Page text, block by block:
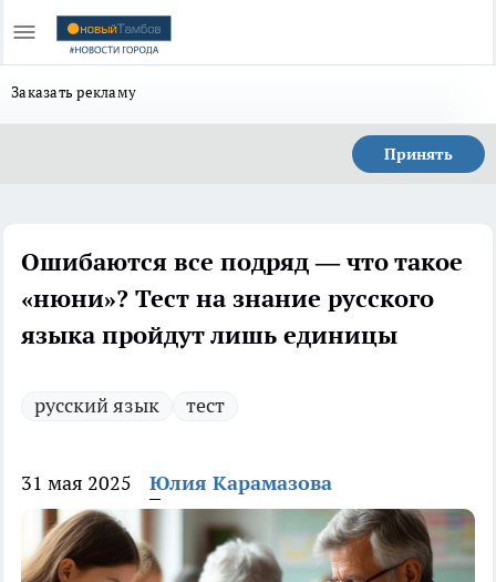
Заказать рекламу
Принять
Ошибаются все подряд — что такое
«нюни»? Тест на знание русского
языка пройдут лишь единицы
русский язык тест
31 мая 2025 Юлия Карамазова